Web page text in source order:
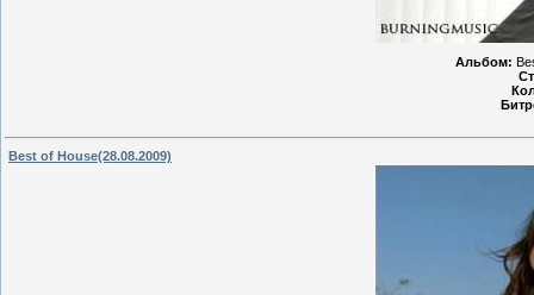
Альбом:
Best of House(28.08.2009)